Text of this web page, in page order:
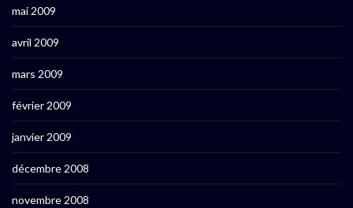
mai 2009
avril 2009
mars 2009
février 2009
janvier 2009
décembre 2008
novembre 2008